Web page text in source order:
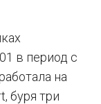
в период с
на
буря три